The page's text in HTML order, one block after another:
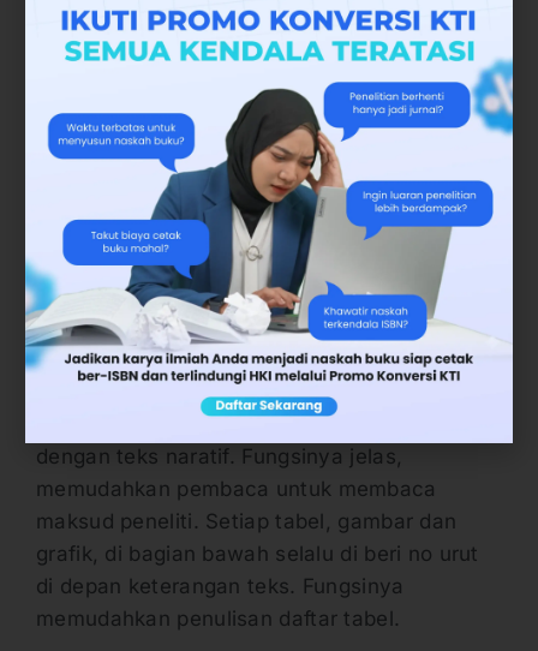
Sampaikan hasil penelitian menggunakan
bahasa naratif. Anda juga bisa menyantumkan
grafik, tabel ataupun menggunakan gambar.
Pastikan setiap tabel, grafik juga dilengkapi
dengan teks naratif. Fungsinya jelas,
memudahkan pembaca untuk membaca
maksud peneliti. Setiap tabel, gambar dan
grafik, di bagian bawah selalu di beri no urut
di depan keterangan teks. Fungsinya
memudahkan penulisan daftar tabel.